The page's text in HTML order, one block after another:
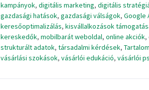
kampányok, digitális marketing, digitális
gazdasági hatások, gazdasági válságok, Google
keresőoptimalizálás, kisvállalkozások
kereskedők, mobilbarát weboldal, online akciók,
strukturált adatok, társadalmi kérdések,
vásárlási szokások, vásárlói edukáció, vásárlói